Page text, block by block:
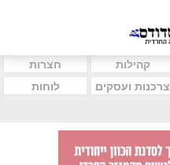
קהילות
חצרות
צרכנות ועסקים
לוחות